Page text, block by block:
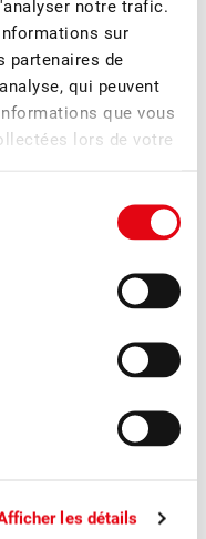
notre trafic.
sur
partenaires de
qui peuvent
que vous
lors de votre
les détails
».